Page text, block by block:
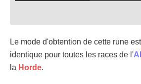
Le mode d'obtention de cette rune
identique pour toutes les races de l'
la Horde.